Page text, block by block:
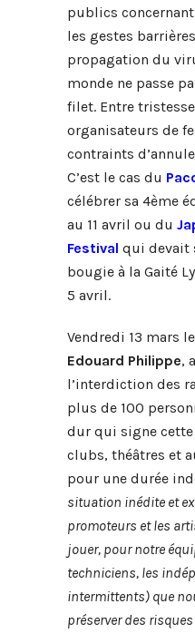
publics
les gestes
propagation du
monde ne passe
filet. Entre
organisateurs de
contraints
C’est le cas du
célébrer sa 4ème
au 11 avril ou du
Festival qui devait
bougie à la Gaité
5 avril.
Vendredi 13 mars
Edouard Philippe,
l’interdiction des
plus de 100
dur qui signe
clubs, théâtres et
pour une durée
situation inédite et
promoteurs et les
jouer, pour notre
techniciens, les
intermittents) que
préserver des